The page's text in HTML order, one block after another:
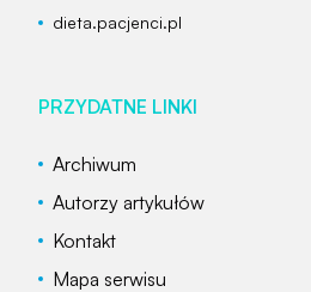
dieta.pacjenci.pl
PRZYDATNE LINKI
Archiwum
Autorzy artykułów
Kontakt
Mapa serwisu